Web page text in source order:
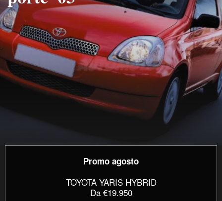
Promo agosto
TOYOTA YARIS HYBRID
Da €19.950